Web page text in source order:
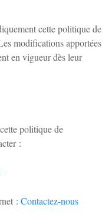
cette politique de
modifications apportées
en vigueur dès leur
politique de
:
: Contactez-nous